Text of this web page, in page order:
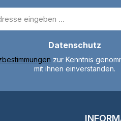
Datenschutz
zur Kenntnis
mit ihnen einverstanden.